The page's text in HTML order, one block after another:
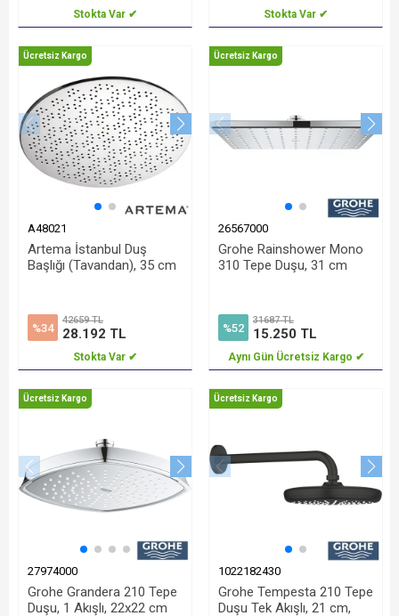
Stokta Var ✔ Stokta Var ✔
Ücretsiz Kargo
A48021
Artema İstanbul Duş
Başlığı (Tavandan), 35 cm
%34
42659 TL
28.192 TL
Stokta Var ✔
Ücretsiz Kargo
26567000
Grohe Rainshower Mono
310 Tepe Duşu, 31 cm
%52
31687 TL
15.250 TL
Aynı Gün Ücretsiz Kargo ✔
Ücretsiz Kargo
27974000
Grohe Grandera 210 Tepe
Duşu, 1 Akışlı, 22x22 cm
Ücretsiz Kargo
1022182430
Grohe Tempesta 210 Tepe
Duşu Tek Akışlı, 21 cm,